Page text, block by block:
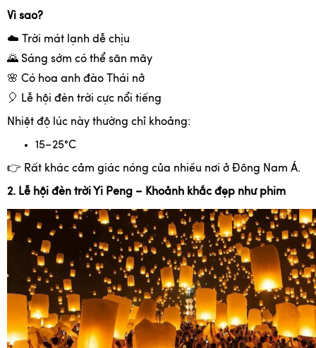
Vì sao?
☁ ️ Trời mát lạnh dễ chịu
🌄 Sáng sớm có thể săn mây
🌸 Có hoa anh đào Thái nở
🎈
Lễ hội đèn trời cực nổi tiếng
Nhiệt độ lúc này thường chỉ khoảng:
15–25°C
👉 Rất khác cảm giác nóng của nhiều nơi ở Đông Nam Á.
2. Lễ hội đèn trời Yi Peng – Khoảnh khắc đẹp như phim